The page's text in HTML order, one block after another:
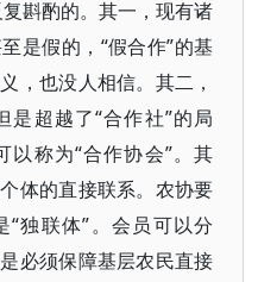
斟酌的。其一，现有诸
是假的，“假合作”的基
，也没人相信。其二，
超越了“合作社”的局
以称为“合作协会”。其
体的直接联系。农协要
“独联体”。会员可以分
必须保障基层农民直接